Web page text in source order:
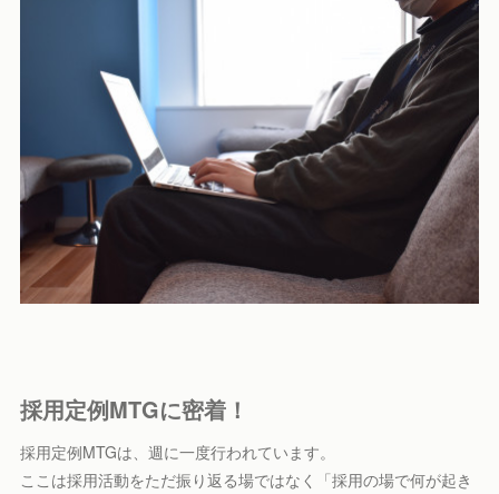
採用定例MTGに密着！
採用定例MTGは、週に一度行われています。
ここは採用活動をただ振り返る場ではなく「採用の場で何が起き